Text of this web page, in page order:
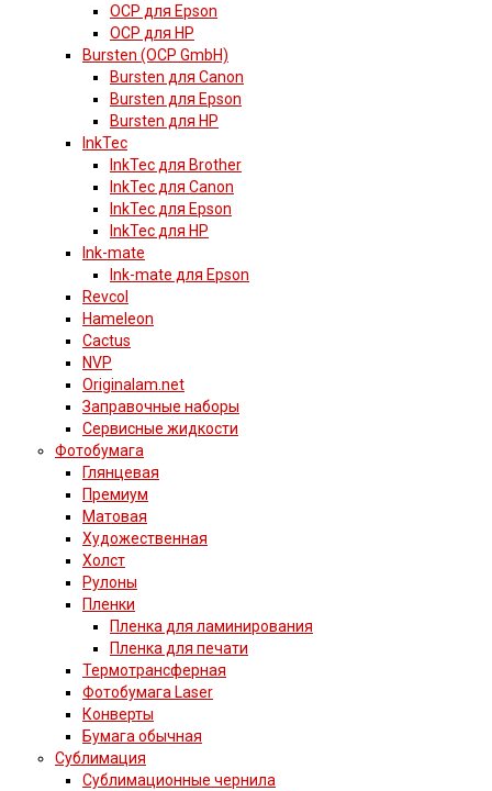
OCP для Epson
OCP для HP
Bursten (OCP GmbH)
Bursten для Canon
Bursten для Epson
Bursten для HP
InkTec
InkTec для Brother
InkTec для Canon
InkTec для Epson
InkTec для HP
Ink-mate
Ink-mate для Epson
Revcol
Hameleon
Cactus
NVP
Originalam.net
Заправочные наборы
Сервисные жидкости
Фотобумага
Глянцевая
Премиум
Матовая
Художественная
Холст
Рулоны
Пленки
Пленка для ламинирования
Пленка для печати
Термотрансферная
Фотобумага Laser
Конверты
Бумага обычная
Сублимация
Сублимационные чернила